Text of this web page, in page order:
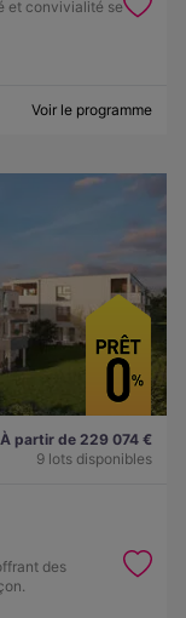
et convivialité se
Voir le programme
À partir de 229 074 €
9 lots disponibles
des